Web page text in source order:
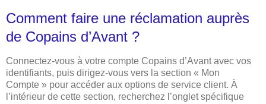
Comment faire une réclamation auprès
de Copains d’Avant ?
Connectez-vous à votre compte Copains d’Avant avec vos
identifiants, puis dirigez-vous vers la section « Mon
Compte » pour accéder aux options de service client. À
l’intérieur de cette section, recherchez l’onglet spécifique